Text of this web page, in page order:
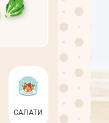
САЛАТИ